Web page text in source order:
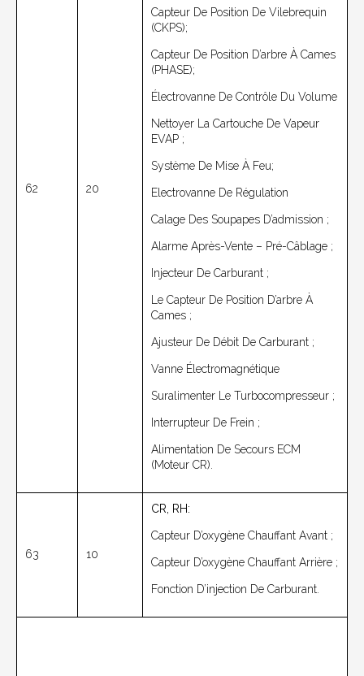
62 20
Capteur De Position De Vilebrequin
(CKPS);
Capteur De Position D’arbre À Cames
(PHASE);
Électrovanne De Contrôle Du Volume
Nettoyer La Cartouche De Vapeur
EVAP ;
Système De Mise À Feu;
Electrovanne De Régulation
Calage Des Soupapes D’admission ;
Alarme Après-Vente – Pré-Câblage ;
Injecteur De Carburant ;
Le Capteur De Position D’arbre À
Cames ;
Ajusteur De Débit De Carburant ;
Vanne Électromagnétique
Suralimenter Le Turbocompresseur ;
Interrupteur De Frein ;
Alimentation De Secours ECM
(moteur CR).
63 10
CR, RH:
Capteur D’oxygène Chauffant Avant ;
Capteur D’oxygène Chauffant Arrière ;
Fonction D’injection De Carburant.